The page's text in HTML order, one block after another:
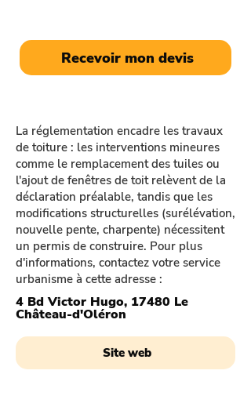
Recevoir mon devis
La réglementation encadre les travaux
de toiture : les interventions mineures
comme le remplacement des tuiles ou
l'ajout de fenêtres de toit relèvent de la
déclaration préalable, tandis que les
modifications structurelles (surélévation,
nouvelle pente, charpente) nécessitent
un permis de construire. Pour plus
d'informations, contactez votre service
urbanisme à cette adresse :
4 Bd Victor Hugo, 17480 Le
Château-d'Oléron
Site web